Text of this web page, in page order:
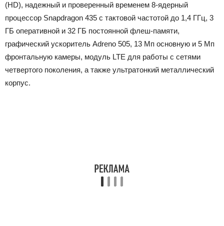
(HD), надежный и проверенный временем 8-ядерный
процессор Snapdragon 435 с тактовой частотой до 1,4 ГГц, 3
ГБ оперативной и 32 ГБ постоянной флеш-памяти,
графический ускоритель Adreno 505, 13 Мп основную и 5 Мп
фронтальную камеры, модуль LTE для работы с сетями
четвертого поколения, а также ультратонкий металлический
корпус.